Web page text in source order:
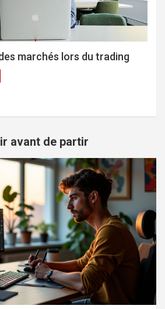
marchés lors du trading
avant de partir